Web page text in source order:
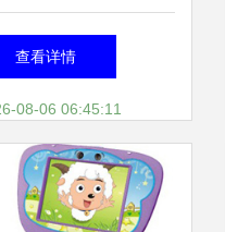
园的智慧钥匙
查看详情
08-06 06:45:11